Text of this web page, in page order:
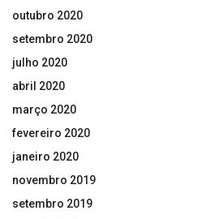
outubro 2020
setembro 2020
julho 2020
abril 2020
março 2020
fevereiro 2020
janeiro 2020
novembro 2019
setembro 2019